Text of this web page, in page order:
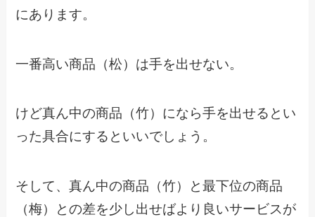
にあります。
一番高い商品（松）は手を出せない。
けど真ん中の商品（竹）になら手を出せるとい
った具合にするといいでしょう。
そして、真ん中の商品（竹）と最下位の商品
（梅）との差を少し出せばより良いサービスが